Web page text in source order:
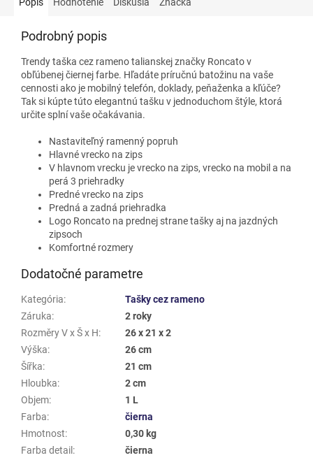
Podrobný popis
Trendy taška cez rameno talianskej značky Roncato v
obľúbenej čiernej farbe. Hľadáte príručnú batožinu na vaše
cennosti ako je mobilný telefón, doklady, peňaženka a kľúče?
Tak si kúpte túto elegantnú tašku v jednoduchom štýle, ktorá
určite splní vaše očakávania.
Nastaviteľný ramenný popruh
Hlavné vrecko na zips
V hlavnom vrecku je vrecko na zips, vrecko na mobil a na
perá 3 priehradky
Predné vrecko na zips
Predná a zadná priehradka
Logo Roncato na prednej strane tašky aj na jazdných
zipsoch
Komfortné rozmery
Dodatočné parametre
Kategória:
Tašky cez rameno
Záruka:
2 roky
Rozměry V x Š x H:
26 x 21 x 2
Výška:
26 cm
Šířka:
21 cm
Hloubka:
2 cm
Objem:
1 L
Farba:
čierna
Hmotnost:
0,30 kg
Farba detail :
čierna